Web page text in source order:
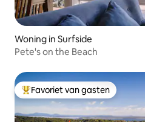
Woning in Surfside
Pete's on the Beach
Topfavoriet van gasten
Favoriet van gasten